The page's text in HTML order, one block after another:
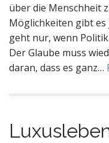
über die Menschheit
Möglichkeiten gibt es
geht nur, wenn
Der Glaube muss
daran, dass es ganz…